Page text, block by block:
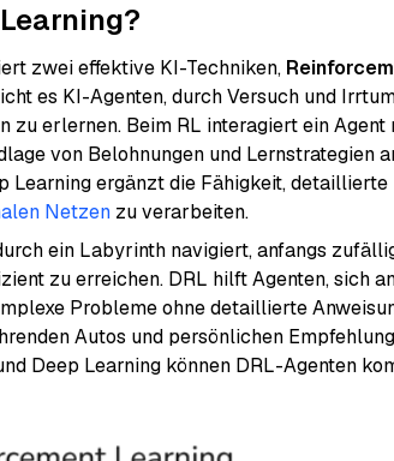
zwei effektive KI-Techniken,
es KI-Agenten, durch Versuch und
zu erlernen. Beim RL interagiert ein Agent
von Belohnungen und Lernstrategien
Learning ergänzt die Fähigkeit, detaillierte
Netzen zu verarbeiten.
ein Labyrinth navigiert, anfangs
zu erreichen. DRL hilft Agenten, sich
Probleme ohne detaillierte
Autos und persönlichen
Deep Learning können DRL-Agenten